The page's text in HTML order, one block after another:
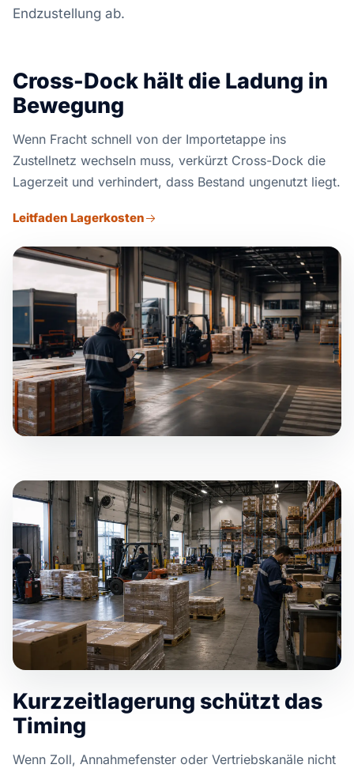
Endzustellung ab.
Cross-Dock hält die Ladung in
Bewegung
Wenn Fracht schnell von der Importetappe ins
Zustellnetz wechseln muss, verkürzt Cross-Dock die
Lagerzeit und verhindert, dass Bestand ungenutzt liegt.
Leitfaden Lagerkosten
Kurzzeitlagerung schützt das
Timing
Wenn Zoll, Annahmefenster oder Vertriebskanäle nicht